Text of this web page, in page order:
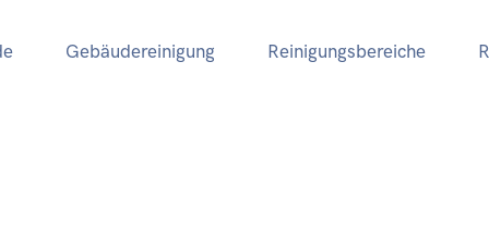
Gebäudereinigung Reinigungsbereiche